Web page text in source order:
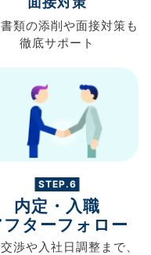
類の添削や面接対策も
徹底サポート
STEP.6
内定・入職
フターフォロー
渉や入社日調整まで、